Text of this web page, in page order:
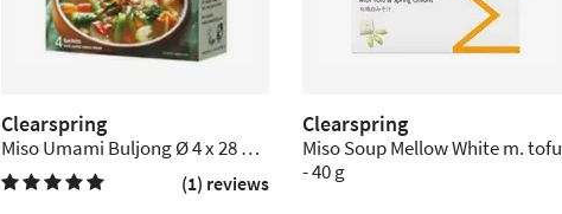
Clearspring
Miso Umami Buljong Ø 4 x 28 g -
112 g.
 (1) reviews
Clearspring
Miso Soup Mellow White m. tofu
- 40 g